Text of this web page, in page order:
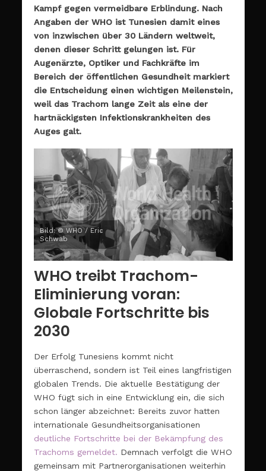
Kampf gegen vermeidbare Erblindung. Nach
Angaben der WHO ist Tunesien damit eines
von inzwischen über 30 Ländern weltweit,
denen dieser Schritt gelungen ist. Für
Augenärzte, Optiker und Fachkräfte im
Bereich der öffentlichen Gesundheit markiert
die Entscheidung einen wichtigen Meilenstein,
weil das Trachom lange Zeit als eine der
hartnäckigsten Infektionskrankheiten des
Auges galt.
Bild: © WHO / Eric
Schwab
WHO treibt Trachom-
Eliminierung voran:
Globale Fortschritte bis
2030
Der Erfolg Tunesiens kommt nicht
überraschend, sondern ist Teil eines langfristigen
globalen Trends. Die aktuelle Bestätigung der
WHO fügt sich in eine Entwicklung ein, die sich
schon länger abzeichnet: Bereits zuvor hatten
internationale Gesundheitsorganisationen
deutliche Fortschritte bei der Bekämpfung des
Trachoms gemeldet. Demnach verfolgt die WHO
gemeinsam mit Partnerorganisationen weiterhin